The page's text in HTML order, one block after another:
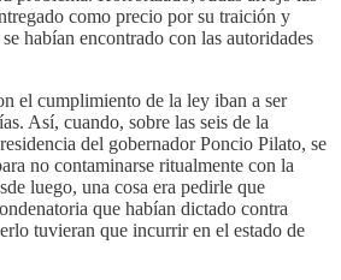
como precio por su traición y
habían encontrado con las autoridades
el cumplimiento de la ley iban a ser
Así, cuando, sobre las seis de la
del gobernador Poncio Pilato, se
no contaminarse ritualmente con la
luego, una cosa era pedirle que
que habían dictado contra
tuvieran que incurrir en el estado de